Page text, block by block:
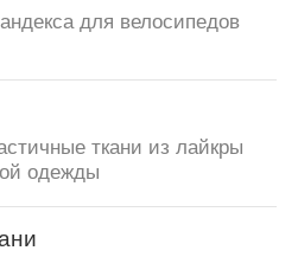
для велосипедов
ткани из лайкры
одежды